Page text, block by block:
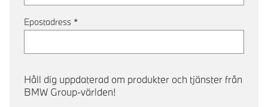
Epostadress *
Håll dig uppdaterad om produkter och tjänster från
BMW Group-världen!